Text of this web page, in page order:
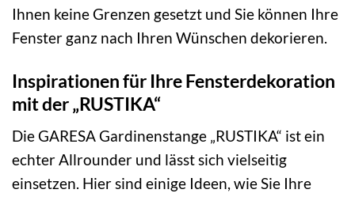
Ihnen keine Grenzen gesetzt und Sie können Ihre
Fenster ganz nach Ihren Wünschen dekorieren.
Inspirationen für Ihre Fensterdekoration
mit der „RUSTIKA“
Die GARESA Gardinenstange „RUSTIKA“ ist ein
echter Allrounder und lässt sich vielseitig
einsetzen. Hier sind einige Ideen, wie Sie Ihre